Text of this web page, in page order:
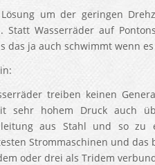
um der geringen
Statt Wasserräder auf
das ja auch schwimmt wenn
treiben keinen
sehr hohem Druck auch
aus Stahl und so zu
Strommaschinen und das
oder drei als Tridem